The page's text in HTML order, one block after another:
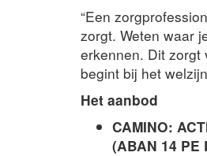
“Een
zorgt. Weten waar
erkennen. Dit zorgt
begint bij het
Het aanbod
CAMINO:
(ABAN 14 PE